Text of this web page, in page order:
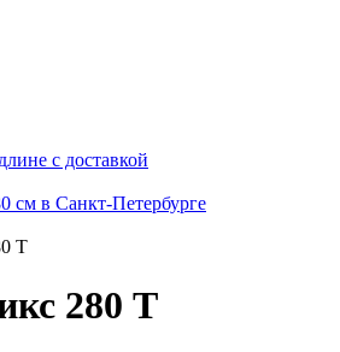
c доставкой
см в Санкт-Петербурге
T
280 T